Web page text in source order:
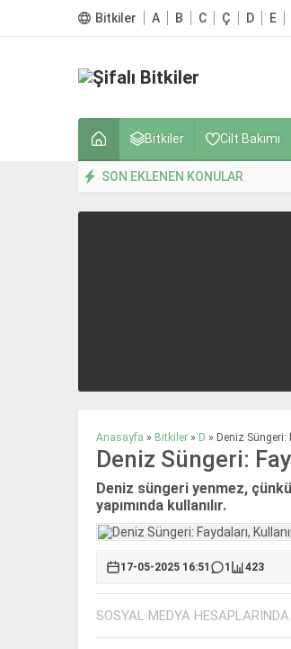
Bitkiler A B C Ç D E
Bitkiler Cilt Bakımı
SON EKLENEN KONULAR
Anasayfa » Bitkiler » D » Deniz Süngeri:
Deniz Süngeri:
Deniz süngeri yenmez,
yapımında kullanılır.
17-05-2025 16:51 1 423
SOSYAL MEDYA